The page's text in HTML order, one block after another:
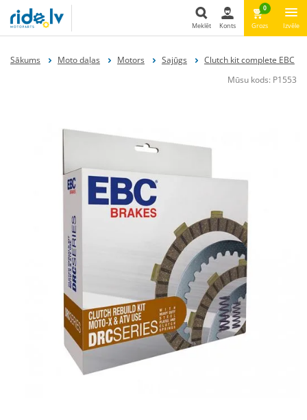
Meklēt
Meklēt Konts
0
Grozs Izvēle
Sākums Moto daļas Motors Sajūgs
Clutch kit complete EBC
Mūsu kods: P1553